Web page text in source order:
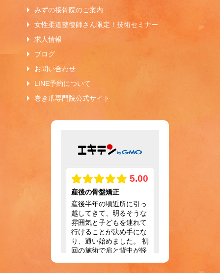
みずの接骨院のご案内
女性柔道整復師さん限定！技術セミナー
求人情報
ブログ
お問い合わせ
LINE予約について
巻き爪専門院公式サイト